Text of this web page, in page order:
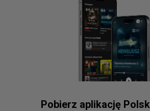
Pobierz aplikację